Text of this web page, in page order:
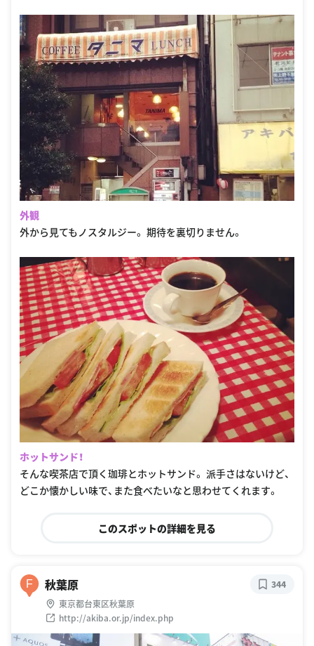
外観
外から見てもノスタルジー。 期待を裏切りません。
ホットサンド！
そんな喫茶店で頂く珈琲とホットサンド。 派手さはないけど、
どこか懐かしい味で、また食べたいなと思わせてくれます。
このスポットの詳細を見る
F 秋葉原
東京都台東区秋葉原
http://akiba.or.jp/index.php
344